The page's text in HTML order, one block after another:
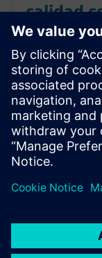
calidad
nuevos
Empieza a
calidad desde
dónde
de la calidad
productos en